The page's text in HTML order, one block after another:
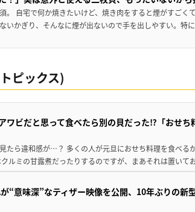
。 自宅で何か焼きたいけど、焼き肉をすると煙がすごく
いかぎり、そんなに煙が出ないので手を出しやすい。特
ピックス)
ワビだと思って食べたら別の貝だった⁉「おせち
たら違和感が…？ 多くの人が元旦におせち料理を食べる
ルミの甘露煮だったりするのですが、まあそれは置い
が“意味深”なティザー映像を公開、10年ぶりの新